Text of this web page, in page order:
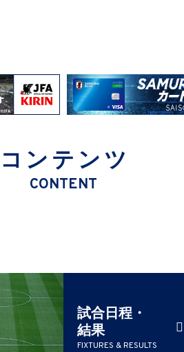
コンテンツ
CONTENT
試合日程・
結果
FIXTURES & RESULTS